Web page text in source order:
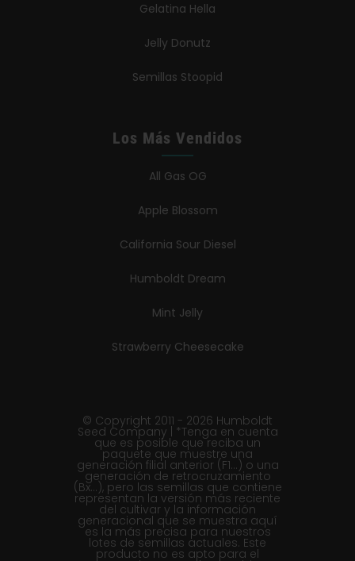
Gelatina Hella
Jelly Donutz
Semillas Stoopid
Los Más Vendidos
All Gas OG
Apple Blossom
California Sour Diesel
Humboldt Dream
Mint Jelly
Strawberry Cheesecake
© Copyright 2011 - 2026 Humboldt
Seed Company | *Tenga en cuenta
que es posible que reciba un
paquete que muestre una
generación filial anterior (F1...) o una
generación de retrocruzamiento
(Bx...), pero las semillas que contiene
representan la versión más reciente
del cultivar y la información
generacional que se muestra aquí
es la más precisa para nuestros
lotes de semillas actuales. Este
producto no es apto para el